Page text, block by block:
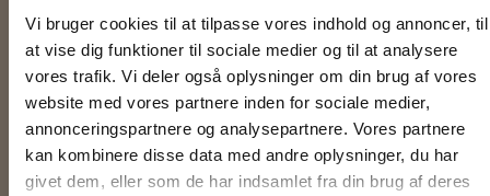
Vi bruger cookies til at tilpasse vores indhold og annoncer, til
at vise dig funktioner til sociale medier og til at analysere
vores trafik. Vi deler også oplysninger om din brug af vores
website med vores partnere inden for sociale medier,
annonceringspartnere og analysepartnere. Vores partnere
kan kombinere disse data med andre oplysninger, du har
givet dem, eller som de har indsamlet fra din brug af deres
OM OS
Keolis er en af de førende leverandører af kollektiv trafik i Danmark - og i
resten af verden. Vi leverer kollektiv transport af høj kvalitet med fokus
på passagerer og miljø.